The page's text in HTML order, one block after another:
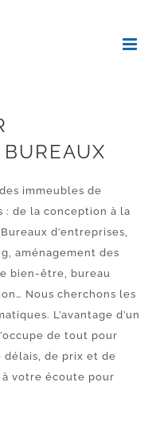
immeubles de
: de la conception à la
ureaux d’entreprises,
aménagement des
bien-être, bureau
Nous cherchons les
L’avantage d’un
de tout pour
délais, de prix et de
votre écoute pour